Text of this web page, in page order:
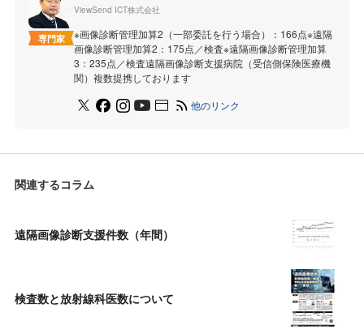
専門家
ViewSend ICT株式会社
※画像診断管理加算2（一部委託を行う場合）：166点※遠隔
画像診断管理加算2：175点／検査※遠隔画像診断管理加算
3：235点／検査遠隔画像診断支援病院（受信側保険医療機
関）複数提携しております
他のリンク
関連するコラム
遠隔画像診断支援件数（年間）
検査数と放射線科医数について